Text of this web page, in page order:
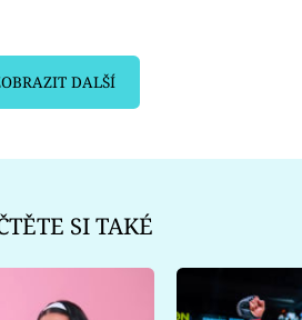
DALŠÍ
SI TAKÉ